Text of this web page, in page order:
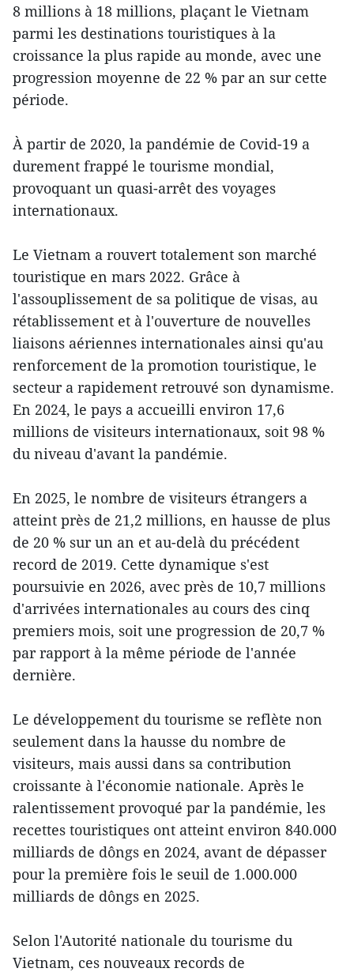
8 millions à 18 millions, plaçant le Vietnam
parmi les destinations touristiques à la
croissance la plus rapide au monde, avec une
progression moyenne de 22 % par an sur cette
période.
À partir de 2020, la pandémie de Covid-19 a
durement frappé le tourisme mondial,
provoquant un quasi-arrêt des voyages
internationaux.
Le Vietnam a rouvert totalement son marché
touristique en mars 2022. Grâce à
l'assouplissement de sa politique de visas, au
rétablissement et à l'ouverture de nouvelles
liaisons aériennes internationales ainsi qu'au
renforcement de la promotion touristique, le
secteur a rapidement retrouvé son dynamisme.
En 2024, le pays a accueilli environ 17,6
millions de visiteurs internationaux, soit 98 %
du niveau d'avant la pandémie.
En 2025, le nombre de visiteurs étrangers a
atteint près de 21,2 millions, en hausse de plus
de 20 % sur un an et au-delà du précédent
record de 2019. Cette dynamique s'est
poursuivie en 2026, avec près de 10,7 millions
d'arrivées internationales au cours des cinq
premiers mois, soit une progression de 20,7 %
par rapport à la même période de l'année
dernière.
Le développement du tourisme se reflète non
seulement dans la hausse du nombre de
visiteurs, mais aussi dans sa contribution
croissante à l'économie nationale. Après le
ralentissement provoqué par la pandémie, les
recettes touristiques ont atteint environ 840.000
milliards de dôngs en 2024, avant de dépasser
pour la première fois le seuil de 1.000.000
milliards de dôngs en 2025.
Selon l'Autorité nationale du tourisme du
Vietnam, ces nouveaux records de